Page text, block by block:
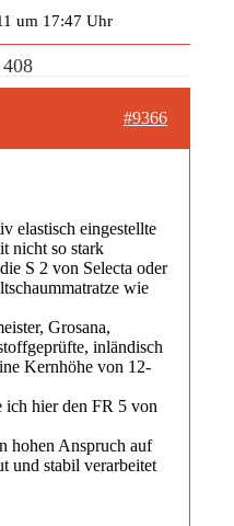
um 17:47 Uhr
#9366
elastisch eingestellte
nicht so stark
S 2 von Selecta oder
wie
Grosana,
inländisch
Kernhöhe von 12-
ich hier den FR 5 von
hohen Anspruch auf
und stabil verarbeitet